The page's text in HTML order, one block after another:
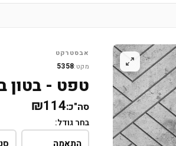
אבסטרקט
מקט:5358
טפט - בטון
סה"כ:₪114
בחר גודל:
התאמה